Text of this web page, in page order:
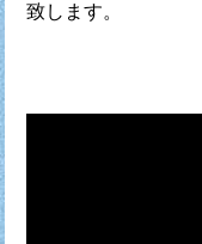
致します。